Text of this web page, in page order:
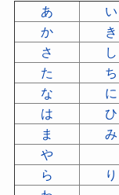
あ い
か
き
さ
し
た
ち
な
に
は
ひ
ま
み
や
ら
り